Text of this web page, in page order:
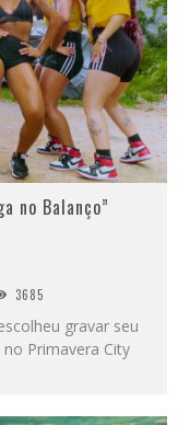
no Balanço”
3685
gravar seu
Primavera City